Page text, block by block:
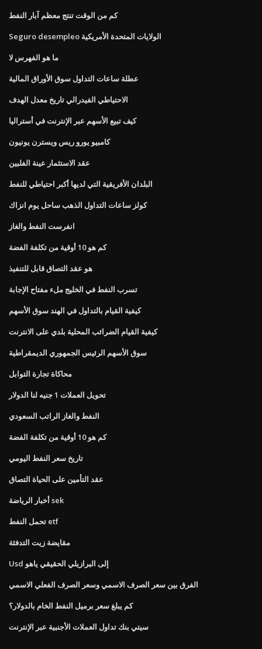
كم من الوقت تنتج معظم آبار النفط
Seguro desempleo الولايات المتحدة الأمريكية
ما هو الفهرس لا
عطلة ساعات التداول سوق الأوراق المالية
الاحتياطي الفيدرالي تاريخ معدل الهدف
كيف تبيع الأسهم عبر الإنترنت في أستراليا
كامبيو يورو ريس ويسترن يونيون
عقد الاستثمار عينة الفلبين
البلدان الأفريقية التي لديها أكبر احتياطي للنفط
كولز ساعات التداول الذهب ساحل يوم انزاك
انفرست النفط والغاز
كم هو 10 أوقية من تكلفة الفضة
هو عقد التصاق قابل للتنفيذ
تسرب النفط في الخليج ملء مفتاح الإجابة
كيفية القيام بالتداول في الهند سوق الأسهم
كيفية القيام الضرائب المحلية بلدي على الانترنت
سوق الأسهم الرئيس الجمهوري الديمقراطية
محاكاة تجارة التوابل
تحويل العملات 1 جنيه لنا الدولار
النفط والغاز الراتب السعودي
كم هو 10 أوقية من تكلفة الفضة
تاريخ سعر النفط اليومي
عقد التأمين على الحياة التصاق
أخبار الرياضة sek
تحمل النفط etf
مقايضة زيت التدفئة
Usd إلى البرازيلي الحقيقي ياهو
الفرق بين سعر الصرف الاسمي وسعر الصرف الفعلي الاسمي
كم يبلغ سعر برميل النفط الخام بالدولار؟
سيتي بنك تداول العملات الأجنبية عبر الإنترنت